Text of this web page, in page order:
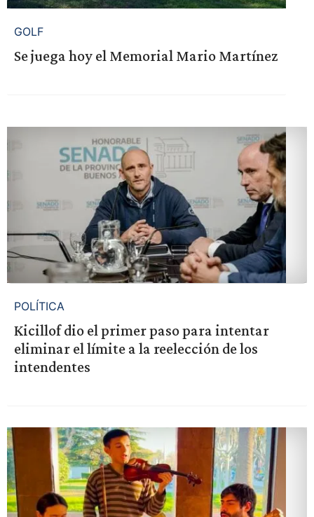
GOLF
Se juega hoy el Memorial Mario Martínez
POLÍTICA
Kicillof dio el primer paso para intentar
eliminar el límite a la reelección de los
intendentes